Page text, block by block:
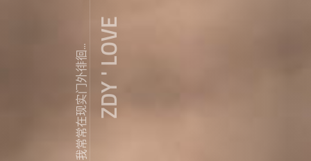
我常常在现实门外徘徊...ZDY ' LOVE